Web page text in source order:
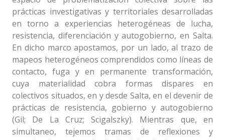
prácticas investigativas y territoriales desarrolladas
en torno a experiencias heterogéneas de lucha,
resistencia, diferenciación y autogobierno, en Salta.
En dicho marco apostamos, por un lado, al trazo de
mapeos heterogéneos comprendidos como líneas de
contacto, fuga y en permanente transformación,
cuya materialidad cobra formas dispares en
colectivos situados, en y desde Salta, en el devenir de
prácticas de resistencia, gobierno y autogobierno
(Gil; De La Cruz; Scigalszky). Mientras que, en
simultaneo, tejemos tramas de reflexiones y